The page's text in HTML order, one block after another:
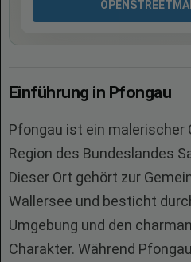
Einführung in Pfongau
Pfongau ist ein malerischer
Region des Bundeslandes
Dieser Ort gehört zur
Wallersee und besticht
Umgebung und den
Charakter. Während